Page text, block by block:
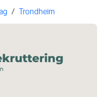
/ Trondheim